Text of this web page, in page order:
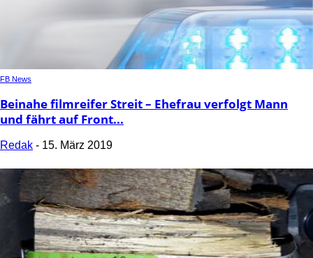
FB News
Beinahe filmreifer Streit – Ehefrau verfolgt Mann
und fährt auf Front...
Redak - 15. März 2019